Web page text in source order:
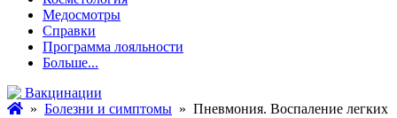
Медосмотры
Справки
Программа лояльности
Больше...
Вакцинации
» Болезни и симптомы » Пневмония. Воспаление легких